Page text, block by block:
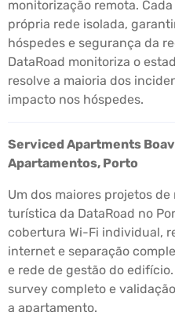
monitorização remota.
própria rede isolada,
hóspedes e segurança da
DataRoad monitoriza o
resolve a maioria dos
impacto nos hóspedes.
Serviced Apartments
Apartamentos, Porto
Um dos maiores projetos
turística da DataRoad no
cobertura Wi-Fi individual,
internet e separação
e rede de gestão do
survey completo e
a apartamento.